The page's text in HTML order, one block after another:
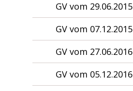
GV vom 29.06.2015
GV vom 07.12.2015
GV vom 27.06.2016
GV vom 05.12.2016